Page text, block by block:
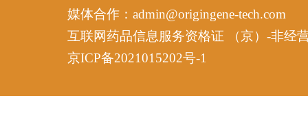
媒体合作：admin@origingene-tech.com
互联网药品信息服务资格证 （京）-非经
京ICP备2021015202号-1